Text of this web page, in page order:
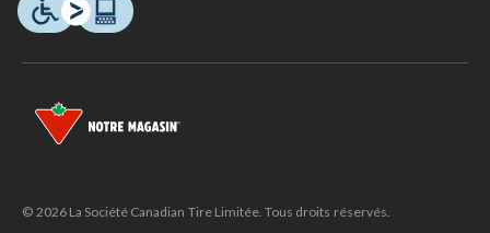
© 2026 La Société Canadian Tire Limitée. Tous droits réservés.